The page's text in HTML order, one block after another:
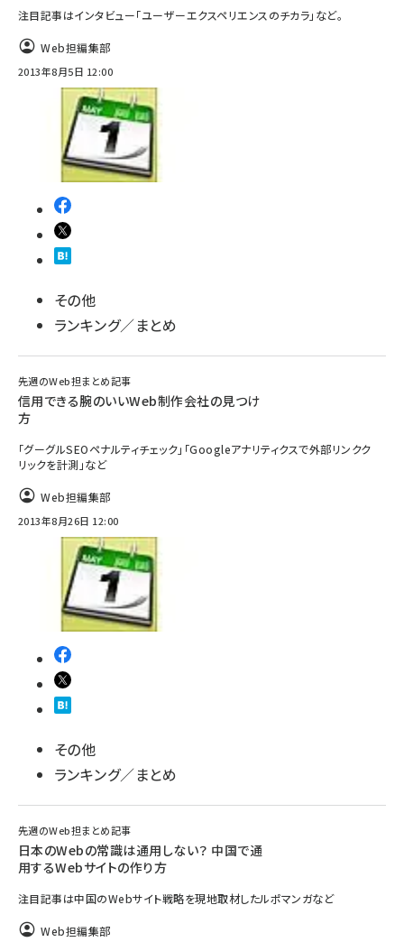
注目記事はインタビュー「ユーザーエクスペリエンスのチカラ」など。
Web担編集部
2013年8月5日 12:00
その他
ランキング／まとめ
先週のWeb担まとめ記事
信用できる腕のいいWeb制作会社の見つけ
方
「グーグルSEOペナルティチェック」「Googleアナリティクスで外部リンクク
リックを計測」など
Web担編集部
2013年8月26日 12:00
その他
ランキング／まとめ
先週のWeb担まとめ記事
日本のWebの常識は通用しない？ 中国で通
用するWebサイトの作り方
注目記事は中国のWebサイト戦略を現地取材したルポマンガなど
Web担編集部